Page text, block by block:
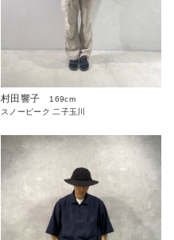
村田響子
169cm
スノーピーク 二子玉川